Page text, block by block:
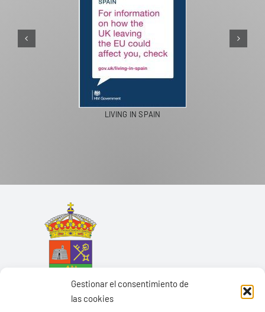
Gestionar el consentimiento de
las cookies
PASEOS EN CAMELLO